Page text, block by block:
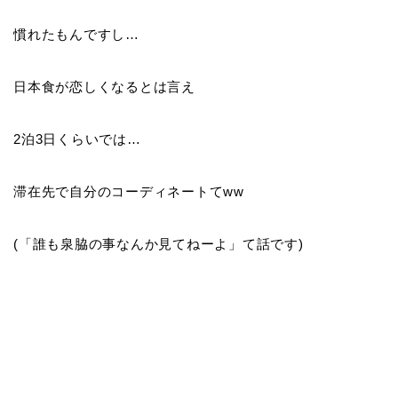
慣れたもんですし…
日本食が恋しくなるとは言え
2泊3日くらいでは…
滞在先で自分のコーディネートてww
(「誰も泉脇の事なんか見てねーよ」て話です)